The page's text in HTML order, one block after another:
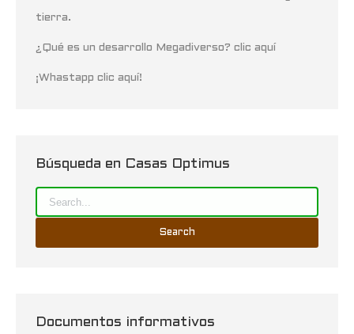
tierra.
¿Qué es un desarrollo Megadiverso? clic aquí
¡Whastapp clic aquí!
Búsqueda en Casas Optimus
Documentos informativos